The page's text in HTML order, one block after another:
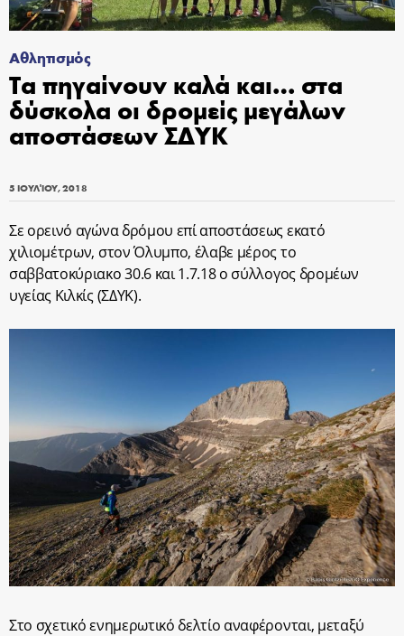
Αθλητισμός
Τα πηγαίνουν καλά και… στα
δύσκολα οι δρομείς μεγάλων
αποστάσεων ΣΔΥΚ
5 ΙΟΥΛΊΟΥ, 2018
Σε ορεινό αγώνα δρόμου επί αποστάσεως εκατό
χιλιομέτρων, στον Όλυμπο, έλαβε μέρος το
σαββατοκύριακο 30.6 και 1.7.18 ο σύλλογος δρομέων
υγείας Κιλκίς (ΣΔΥΚ).
Στο σχετικό ενημερωτικό δελτίο αναφέρονται, μεταξύ